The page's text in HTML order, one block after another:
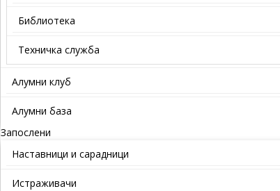
Библиотека
Техничка служба
Алумни клуб
Алумни база
Запослени
Наставници и сарадници
Истраживачи